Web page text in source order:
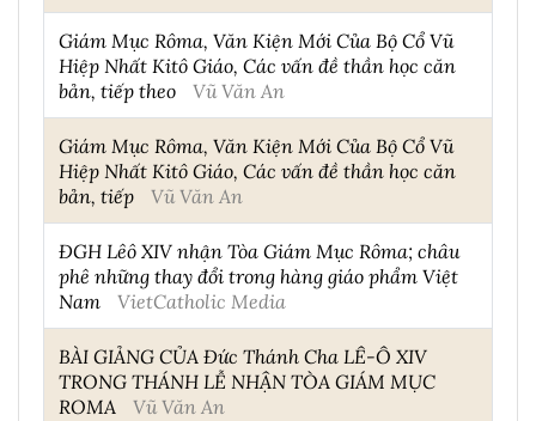
Giám Mục Rôma, Văn Kiện Mới Của Bộ Cổ Vũ
Hiệp Nhất Kitô Giáo, Các vấn đề thần học căn
bản, tiếp theo
Vũ Văn An
Giám Mục Rôma, Văn Kiện Mới Của Bộ Cổ Vũ
Hiệp Nhất Kitô Giáo, Các vấn đề thần học căn
bản, tiếp
Vũ Văn An
ĐGH Lêô XIV nhận Tòa Giám Mục Rôma; châu
phê những thay đổi trong hàng giáo phẩm Việt
Nam
VietCatholic Media
BÀI GIẢNG CỦA Đức Thánh Cha LÊ-Ô XIV
TRONG THÁNH LỄ NHẬN TÒA GIÁM MỤC
ROMA
Vũ Văn An